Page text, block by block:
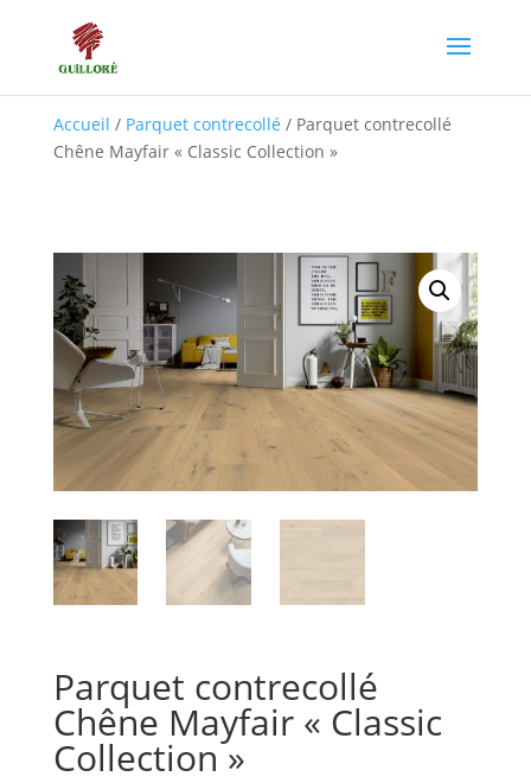
Accueil / Parquet contrecollé / Parquet contrecollé
Chêne Mayfair « Classic Collection »
Parquet contrecollé
Chêne Mayfair « Classic
Collection »